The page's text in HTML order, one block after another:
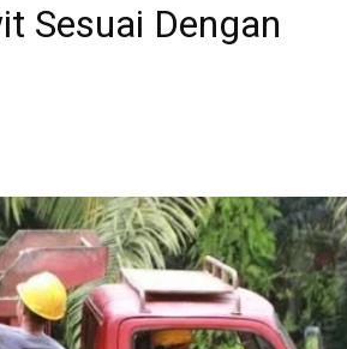
Sesuai Dengan